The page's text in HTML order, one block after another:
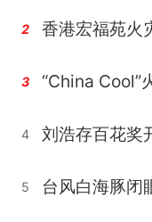
2 香港宏福苑火
3
4 刘浩存百花奖
5